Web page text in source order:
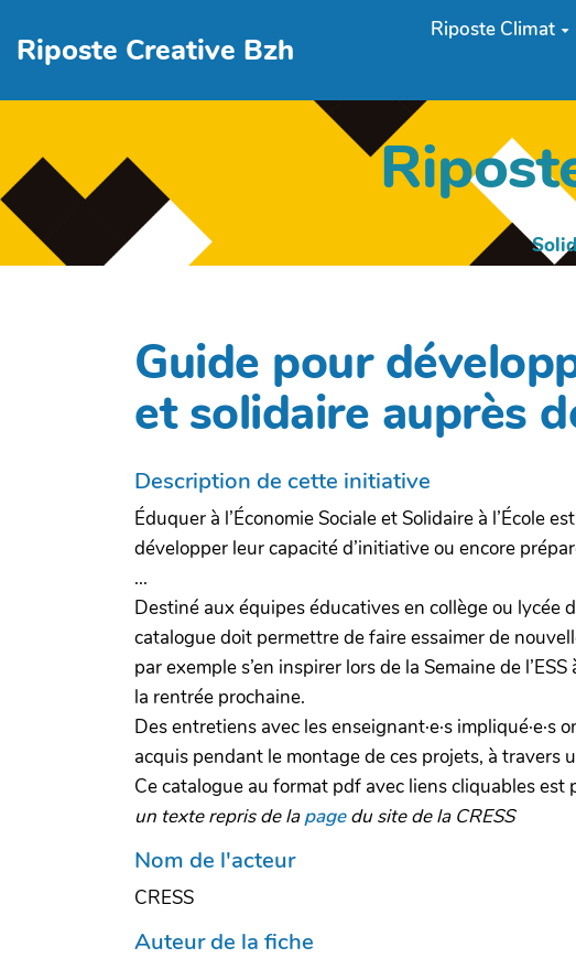
Riposte Creative Bzh
Riposte Climat
Guide pour
et solidaire auprès
Description de cette initiative
Éduquer à l’Économie Sociale et Solidaire à l’École
développer leur capacité d’initiative ou encore
...
Destiné aux équipes éducatives en collège ou lycée
catalogue doit permettre de faire essaimer de
par exemple s’en inspirer lors de la Semaine de
la rentrée prochaine.
Des entretiens avec les enseignant·e·s
acquis pendant le montage de ces projets, à travers
Ce catalogue au format pdf avec liens cliquables
un texte repris de lapagedu site de la CRESS
Nom de l'acteur
CRESS
Auteur de la fiche